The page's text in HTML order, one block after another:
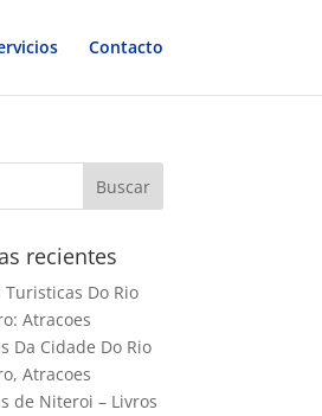
Contacto
recientes
Turisticas Do Rio
Atracoes
Da Cidade Do Rio
Atracoes
de Niteroi – Livros